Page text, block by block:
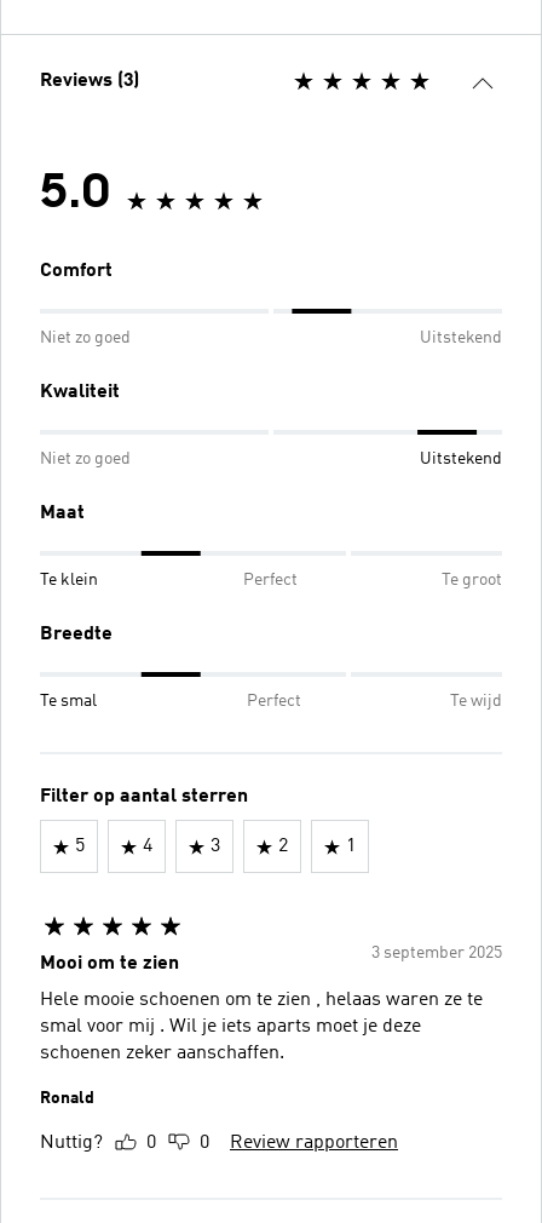
Reviews (3)
5.0
Comfort
Niet zo goed Uitstekend
Kwaliteit
Niet zo goed Uitstekend
Maat
Te klein Perfect Te groot
Breedte
Te smal Perfect Te wijd
Filter op aantal sterren
5 4 3 2 1
3 september 2025
Mooi om te zien
Hele mooie schoenen om te zien , helaas waren ze te
smal voor mij . Wil je iets aparts moet je deze
schoenen zeker aanschaffen.
Ronald
Nuttig? 0 0 Review rapporteren